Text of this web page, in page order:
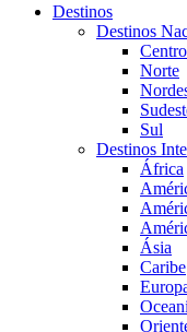
Destinos
Destinos
Norte
Sul
Destinos
África
Ásia
Caribe